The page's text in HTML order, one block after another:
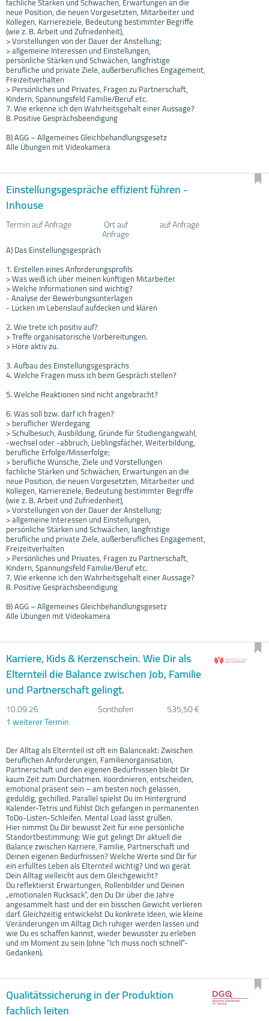
neue Position, die neuen Vorgesetzten, Mitarbeiter und
Kollegen, Karriereziele, Bedeutung bestimmter Begriffe
(wie z. B. Arbeit und Zufriedenheit),
> Vorstellungen von der Dauer der Anstellung;
> allgemeine Interessen und Einstellungen,
persönliche Stärken und Schwächen, langfristige
berufliche und private Ziele, außerberufliches Engagement,
Freizeitverhalten
> Persönliches und Privates, Fragen zu Partnerschaft,
Kindern, Spannungsfeld Familie/Beruf etc.
7. Wie erkenne ich den Wahrheitsgehalt einer Aussage?
8. Positive Gesprächsbeendigung
B) AGG – Allgemeines Gleichbehandlungsgesetz
Alle Übungen mit Videokamera
Einstellungsgespräche effizient führen -
Inhouse
Termin auf Anfrage Ort auf
Anfrage
auf Anfrage
A) Das Einstellungsgespräch
1. Erstellen eines Anforderungsprofils
> Was weiß ich über meinen künftigen Mitarbeiter
> Welche Informationen sind wichtig?
- Analyse der Bewerbungsunterlagen
- Lücken im Lebenslauf aufdecken und klären
2. Wie trete ich positiv auf?
> Treffe organisatorische Vorbereitungen.
> Höre aktiv zu.
3. Aufbau des Einstellungsgesprächs
4. Welche Fragen muss ich beim Gespräch stellen?
5. Welche Reaktionen sind nicht angebracht?
6. Was soll bzw. darf ich fragen?
> beruflicher Werdegang
> Schulbesuch, Ausbildung, Gründe für Studiengangwahl,
-wechsel oder -abbruch, Lieblingsfächer, Weiterbildung,
berufliche Erfolge/Misserfolge;
> berufliche Wünsche, Ziele und Vorstellungen
fachliche Stärken und Schwächen, Erwartungen an die
neue Position, die neuen Vorgesetzten, Mitarbeiter und
Kollegen, Karriereziele, Bedeutung bestimmter Begriffe
(wie z. B. Arbeit und Zufriedenheit),
> Vorstellungen von der Dauer der Anstellung;
> allgemeine Interessen und Einstellungen,
persönliche Stärken und Schwächen, langfristige
berufliche und private Ziele, außerberufliches Engagement,
Freizeitverhalten
> Persönliches und Privates, Fragen zu Partnerschaft,
Kindern, Spannungsfeld Familie/Beruf etc.
7. Wie erkenne ich den Wahrheitsgehalt einer Aussage?
8. Positive Gesprächsbeendigung
B) AGG – Allgemeines Gleichbehandlungsgesetz
Alle Übungen mit Videokamera
Karriere, Kids & Kerzenschein. Wie Dir als
Elternteil die Balance zwischen Job, Familie
und Partnerschaft gelingt.
10.09.26 Sonthofen
535,50 €
1 weiterer Termin
Der Alltag als Elternteil ist oft ein Balanceakt: Zwischen
beruflichen Anforderungen, Familienorganisation,
Partnerschaft und den eigenen Bedürfnissen bleibt Dir
kaum Zeit zum Durchatmen. Koordinieren, entscheiden,
emotional präsent sein – am besten noch gelassen,
geduldig, gechilled. Parallel spielst Du im Hintergrund
Kalender-Tetris und fühlst Dich gefangen in permanenten
ToDo-Listen-Schleifen. Mental Load lässt grüßen.
Hier nimmst Du Dir bewusst Zeit für eine persönliche
Standortbestimmung: Wie gut gelingt Dir aktuell die
Balance zwischen Karriere, Familie, Partnerschaft und
Deinen eigenen Bedürfnissen? Welche Werte sind Dir für
ein erfülltes Leben als Elternteil wichtig? Und wo gerät
Dein Alltag vielleicht aus dem Gleichgewicht?
Du reflektierst Erwartungen, Rollenbilder und Deinen
„emotionalen Rucksack“, den Du Dir über die Jahre
angesammelt hast und der ein bisschen Gewicht verlieren
darf. Gleichzeitig entwickelst Du konkrete Ideen, wie kleine
Veränderungen im Alltag Dich ruhiger werden lassen und
wie Du es schaffen kannst, wieder bewusster zu erleben
und im Moment zu sein (ohne “Ich muss noch schnell”-
Gedanken).
Qualitätssicherung in der Produktion
fachlich leiten